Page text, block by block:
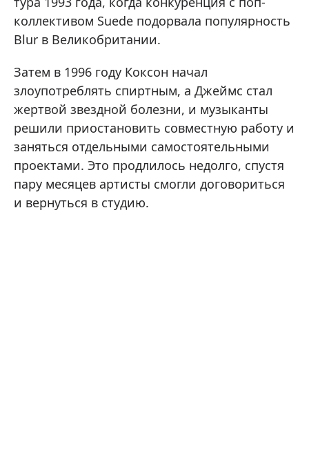
коллективом Suede подорвала популярность
Blur в Великобритании.
Затем в 1996 году Коксон начал
злоупотреблять спиртным, а Джеймс стал
жертвой звездной болезни, и музыканты
решили приостановить совместную работу и
заняться отдельными самостоятельными
проектами. Это продлилось недолго, спустя
пару месяцев артисты смогли договориться
и вернуться в студию.